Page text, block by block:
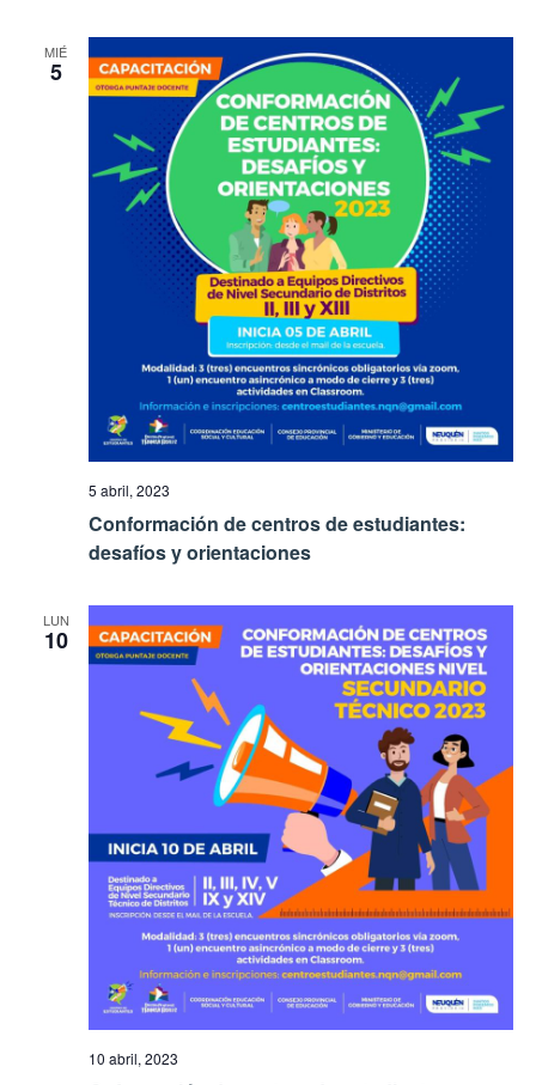
MIÉ
5
5 abril, 2023
Conformación de centros de estudiantes:
desafíos y orientaciones
LUN
10
10 abril, 2023